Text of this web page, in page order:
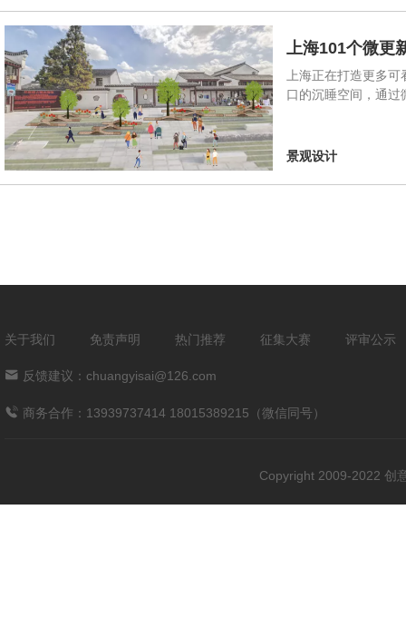
上海101个微更
上海正在打造更多
口的沉睡空间，通过
景观设计
关于我们 免责声明 热门推荐 征集大赛 评审公示
反馈建议：chuangyisai@126.com
商务合作：13939737414 18015389215（微信同号）
Copyright 2009-2022 创